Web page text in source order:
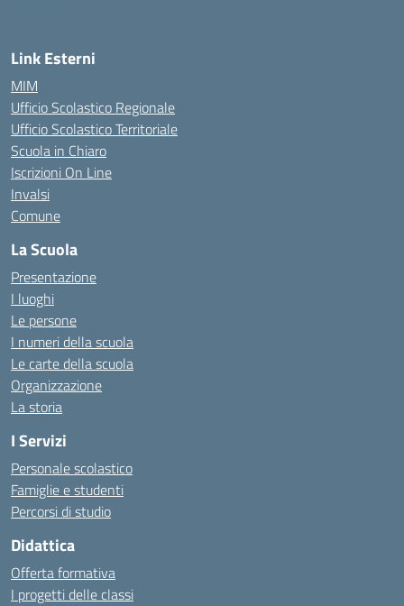
Link Esterni
MIM
Ufficio Scolastico Regionale
Ufficio Scolastico Territoriale
Scuola in Chiaro
Iscrizioni On Line
Invalsi
Comune
La Scuola
Presentazione
I luoghi
Le persone
I numeri della scuola
Le carte della scuola
Organizzazione
La storia
I Servizi
Personale scolastico
Famiglie e studenti
Percorsi di studio
Didattica
Offerta formativa
I progetti delle classi